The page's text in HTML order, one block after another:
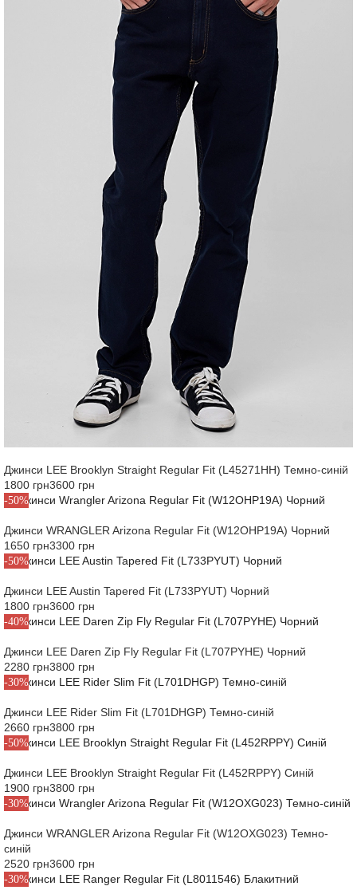
Джинси LEE Brooklyn Straight Regular Fit (L45271HH) Темно-синій
1800 грн3600 грн
-50%
Джинси WRANGLER Arizona Regular Fit (W12OHP19A) Чорний
1650 грн3300 грн
-50%
Джинси LEE Austin Tapered Fit (L733PYUT) Чорний
1800 грн3600 грн
-40%
Джинси LEE Daren Zip Fly Regular Fit (L707PYHE) Чорний
2280 грн3800 грн
-30%
Джинси LEE Rider Slim Fit (L701DHGP) Темно-синій
2660 грн3800 грн
-50%
Джинси LEE Brooklyn Straight Regular Fit (L452RPPY) Синій
1900 грн3800 грн
-30%
Джинси WRANGLER Arizona Regular Fit (W12OXG023) Темно-
синій
2520 грн3600 грн
-30%